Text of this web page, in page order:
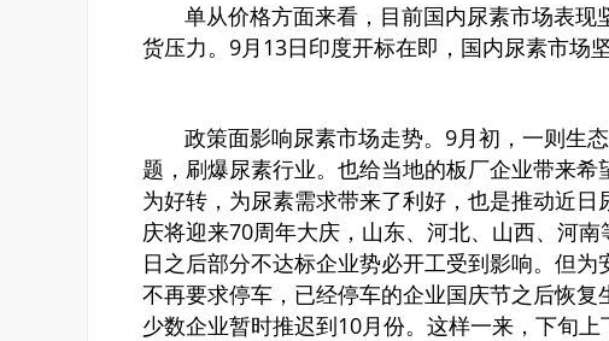
单从价格方面来看，目前国内尿素市场表现
货压力。9月13日印度开标在即，国内尿素市场
政策面影响尿素市场走势。9月初，一则生
题，刷爆尿素行业。也给当地的板厂企业带来
为好转，为尿素需求带来了利好，也是推动近
庆将迎来70周年大庆，山东、河北、山西、河
日之后部分不达标企业势必开工受到影响。但
不再要求停车，已经停车的企业国庆节之后恢
少数企业暂时推迟到10月份。这样一来，下旬